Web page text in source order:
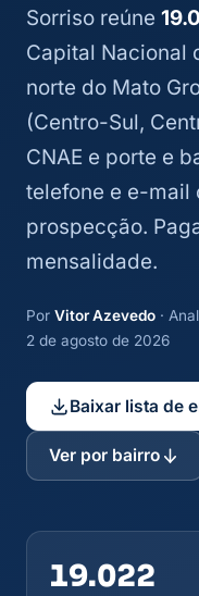
Sorriso reúne
Capital Nacional
norte do Mato
(Centro-Sul,
CNAE e porte e
telefone e e-mail
prospecção.
mensalidade.
Por Vitor Azevedo ·
2 de agosto de 2026
Baixar lista de
Ver por bairro
19.022